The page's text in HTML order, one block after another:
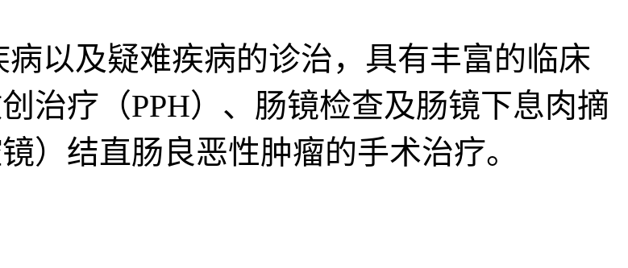
以及疑难疾病的诊治，具有丰富的临床
治疗（PPH）、肠镜检查及肠镜下息肉摘
）结直肠良恶性肿瘤的手术治疗。